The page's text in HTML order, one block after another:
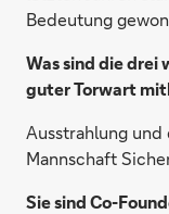
Bedeutung
Was sind die
guter Torwart
Ausstrahlung
Mannschaft
Sie sind Co-